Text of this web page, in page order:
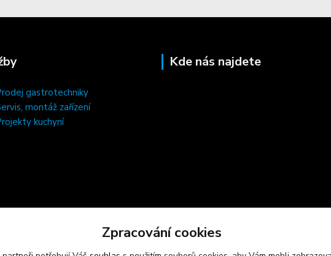
gastrotechniky
montáž zařízení
kuchyní
Kde nás najdete
Zpracování cookies